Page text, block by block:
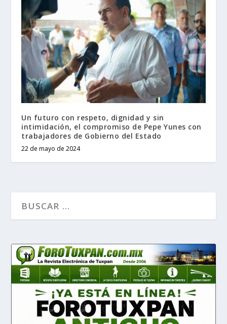
Un futuro con respeto, dignidad y sin
intimidación, el compromiso de Pepe Yunes con
trabajadores de Gobierno del Estado
22 de mayo de 2024